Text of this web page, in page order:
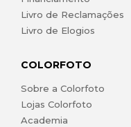
Livro de Reclamações
Livro de Elogios
COLORFOTO
Sobre a Colorfoto
Lojas Colorfoto
Academia